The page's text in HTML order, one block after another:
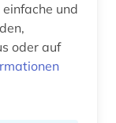
und
oder auf